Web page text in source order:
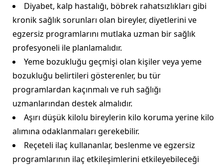
Diyabet, kalp hastalığı, böbrek rahatsızlıkları gibi
kronik sağlık sorunları olan bireyler, diyetlerini ve
egzersiz programlarını mutlaka uzman bir sağlık
profesyoneli ile planlamalıdır.
Yeme bozukluğu geçmişi olan kişiler veya yeme
bozukluğu belirtileri gösterenler, bu tür
programlardan kaçınmalı ve ruh sağlığı
uzmanlarından destek almalıdır.
Aşırı düşük kilolu bireylerin kilo koruma yerine kilo
alımına odaklanmaları gerekebilir.
Reçeteli ilaç kullananlar, beslenme ve egzersiz
programlarının ilaç etkileşimlerini etkileyebileceği